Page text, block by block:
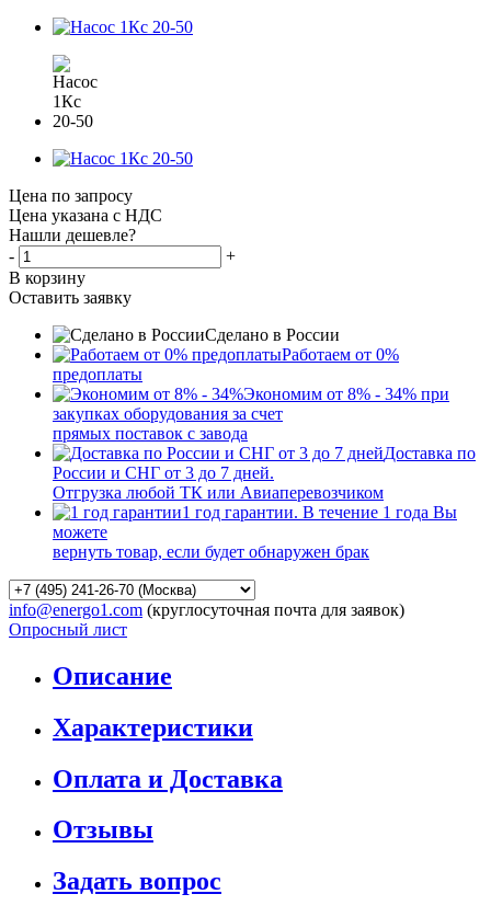
Цена по запросу
Цена указана с НДС
Нашли дешевле?
-
+
В корзину
Оставить заявку
Сделано в России
Работаем от 0%
предоплаты
Экономим от 8% - 34% при
закупках оборудования за счет
прямых поставок с завода
Доставка по
России и СНГ от 3 до 7 дней.
Отгрузка любой ТК или Авиаперевозчиком
1 год гарантии. В течение 1 года Вы
можете
вернуть товар, если будет обнаружен брак
info@energo1.com (круглосуточная почта для заявок)
Опросный лист
Описание
Характеристики
Оплата и Доставка
Отзывы
Задать вопрос